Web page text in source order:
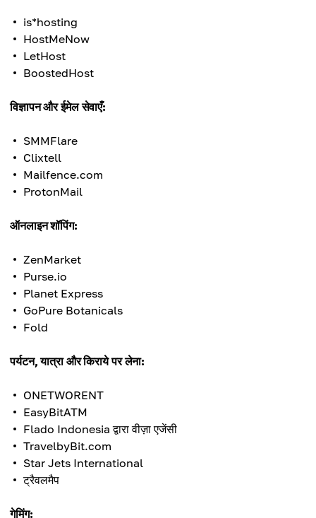
is*hosting
HostMeNow
LetHost
BoostedHost
विज्ञापन और ईमेल सेवाएँ:
SMMFlare
Clixtell
Mailfence.com
ProtonMail
ऑनलाइन शॉपिंग:
ZenMarket
​​Purse.io
Planet Express
GoPure Botanicals
Fold
पर्यटन, यात्रा और किराये पर लेना:
ONETWORENT
EasyBitATM
Flado Indonesia द्वारा वीज़ा एजेंसी
TravelbyBit.com
Star Jets International
ट्रैवलमैप
गेमिंग: